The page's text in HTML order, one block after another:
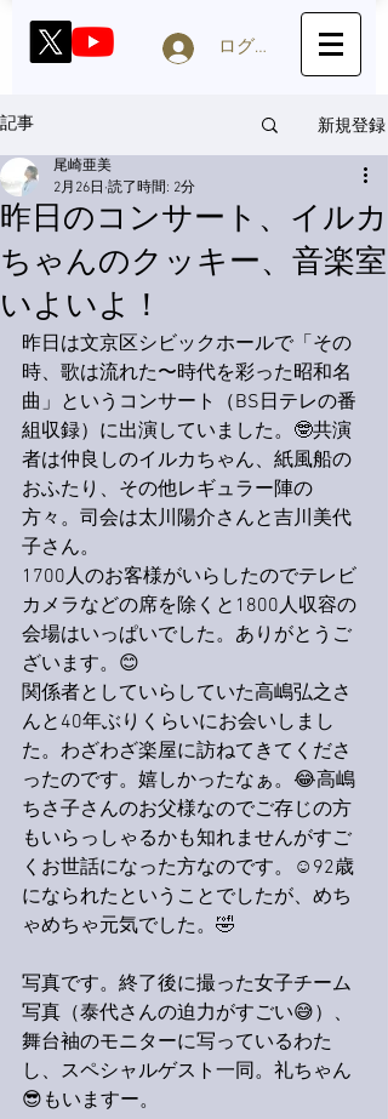
ログイン
記事 新規登録
昨日のコンサート、イルカ
ちゃんのクッキー、音楽室
いよいよ！
尾崎亜美
2月26日 読了時間: 2分
昨日は文京区シビックホールで「その
時、歌は流れた〜時代を彩った昭和名
曲」というコンサート（BS日テレの番
組収録）に出演していました。🤓共演
者は仲良しのイルカちゃん、紙風船の
おふたり、その他レギュラー陣の
方々。司会は太川陽介さんと吉川美代
子さん。
1700人のお客様がいらしたのでテレビ
カメラなどの席を除くと1800人収容の
会場はいっぱいでした。ありがとうご
ざいます。😊
関係者としていらしていた高嶋弘之さ
んと40年ぶりくらいにお会いしまし
た。わざわざ楽屋に訪ねてきてくださ
ったのです。嬉しかったなぁ。😂高嶋
ちさ子さんのお父様なのでご存じの方
もいらっしゃるかも知れませんがすご
くお世話になった方なのです。☺️92歳
になられたということでしたが、めち
ゃめちゃ元気でした。🤣
写真です。終了後に撮った女子チーム
写真（泰代さんの迫力がすごい😅）、
舞台袖のモニターに写っているわた
し、スペシャルゲスト一同。礼ちゃん
😎もいますー。